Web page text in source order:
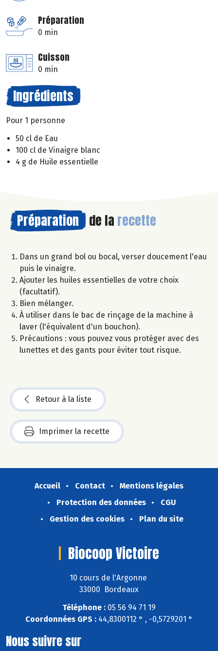
Préparation
0 min
Cuisson
0 min
Ingrédients
Pour 1 personne
50 cl de Eau
100 cl de Vinaigre blanc
4 g de Huile essentielle
Préparation de la recette
Dans un grand bol ou bocal, verser doucement l'eau
puis le vinaigre.
Ajouter les huiles essentielles de votre choix
(facultatif).
Bien mélanger.
À utiliser dans le bac de rinçage de la machine à
laver (l'équivalent d'un bouchon).
Précautions : vous pouvez vous protéger avec des
lunettes et des gants pour éviter tout risque.
Retour à la liste
Imprimer la recette
Accueil Contact
Mentions légales
Protection des données
CGU
Gestion des cookies
Plan du site
Biocoop Victoire
10 cours de l'Argonne
33000 Bordeaux
Téléphone : 05 56 94 71 19
Coordonnées GPS : 44,8300112 ° , -0,5729201 °
Nous suivre sur